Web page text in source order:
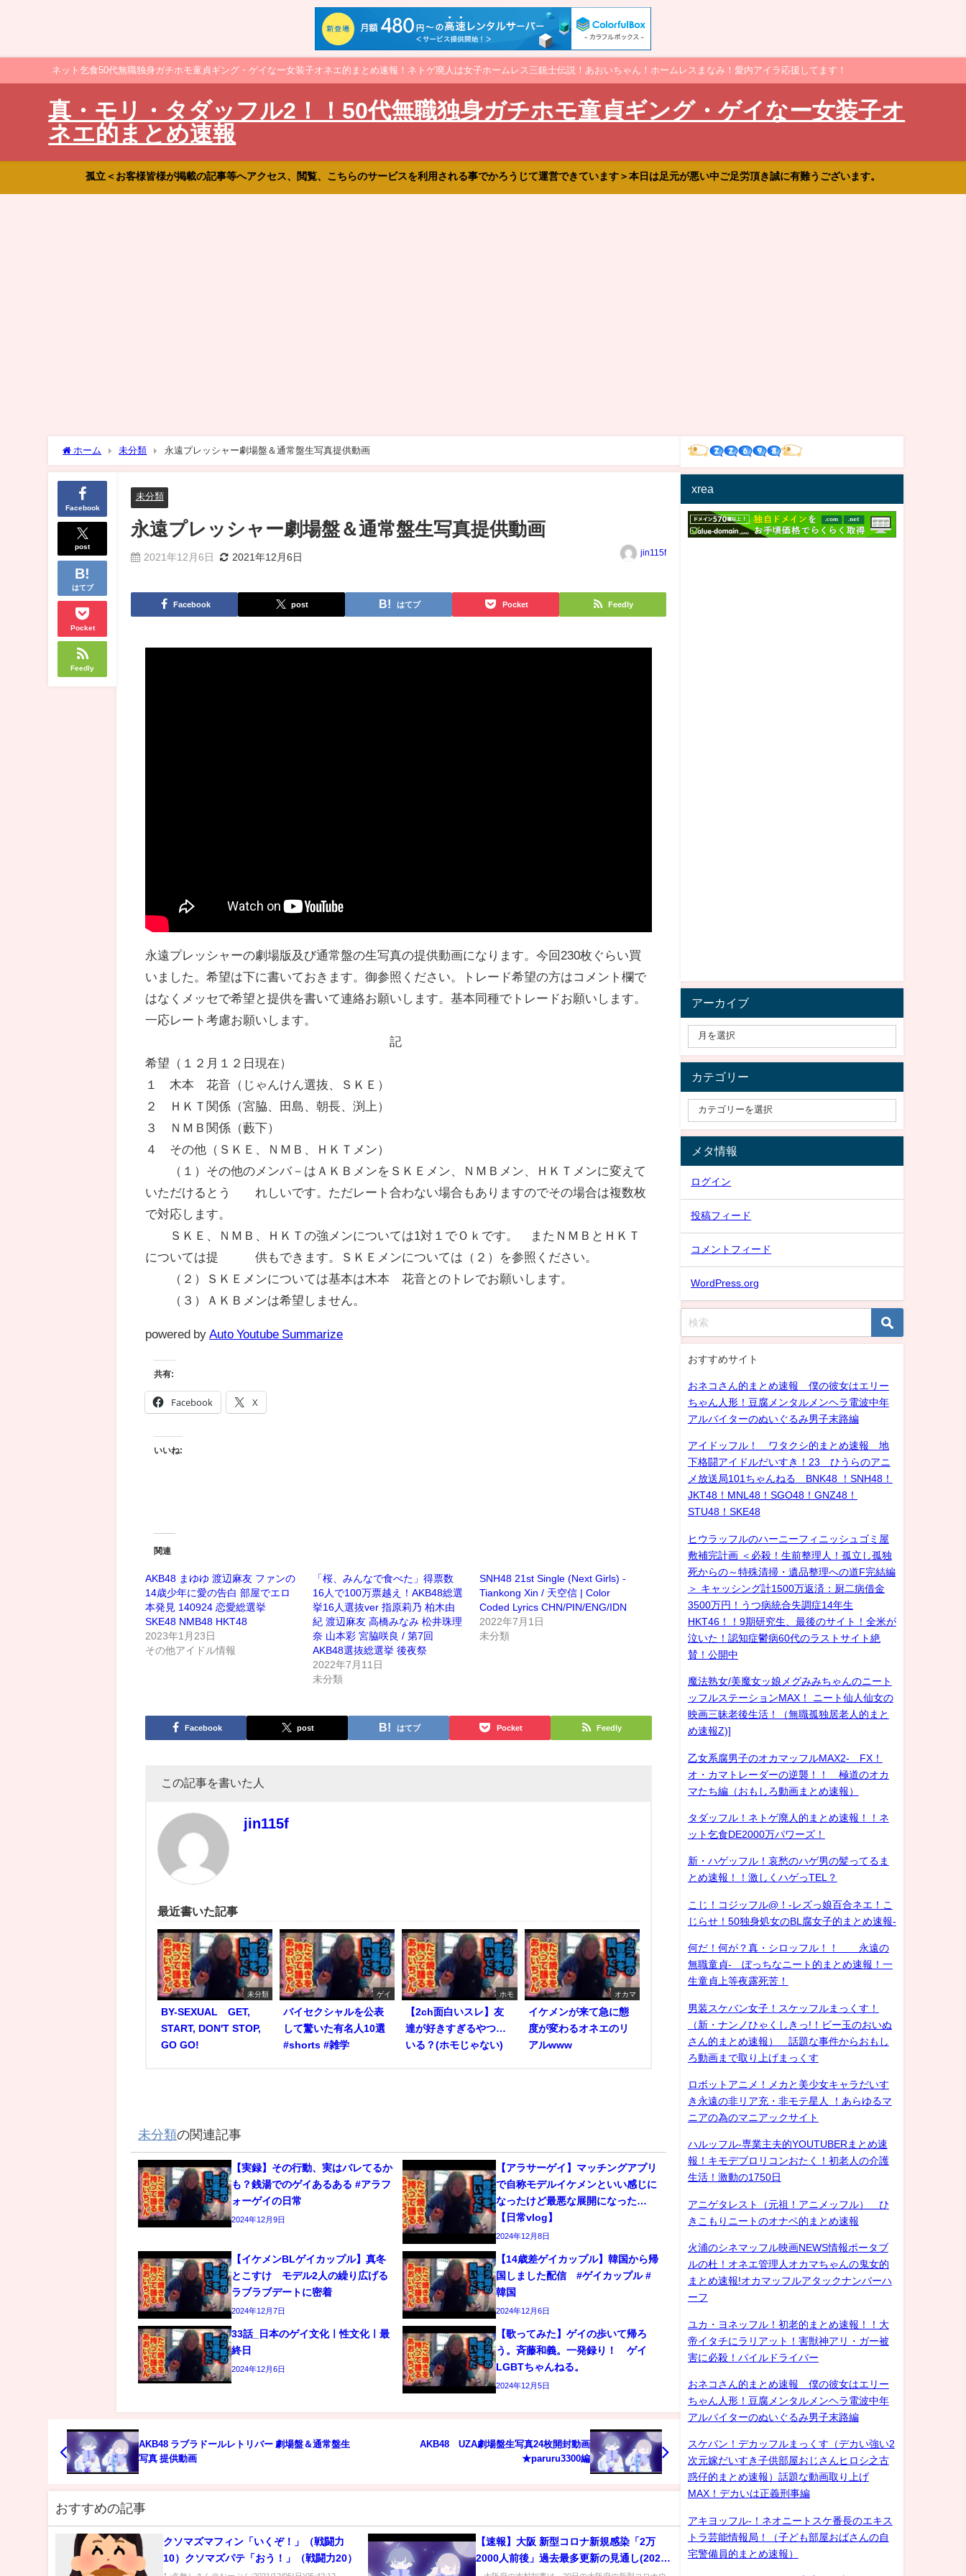
ネット乞食50代無職独身ガチホモ童貞ギング・ゲイなー女装子オネエ的まとめ速報！ネトゲ廃人は女子ホームレス三銃士伝説！あおいちゃん！ホームレスまなみ！愛内アイラ応援してます！
真・モリ・タダッフル2！！50代無職独身ガチホモ童貞ギング・ゲイなー女装子オ
ネエ的まとめ速報
孤立＜お客様皆様が掲載の記事等へアクセス、閲覧、こちらのサービスを利用される事でかろうじて運営できています＞本日は足元が悪い中ご足労頂き誠に有難うございます。
ホーム 未分類 永遠プレッシャー劇場盤＆通常盤生写真提供動画
Facebook
post
はてブ
Pocket
Feedly
未分類
永遠プレッシャー劇場盤＆通常盤生写真提供動画
2021年12月6日 2021年12月6日 jin115f
Facebook post はてブ Pocket Feedly
永遠プレッシャーの劇場版及び通常盤の生写真の提供動画になります。今回230枚ぐらい買
いました。希望は下に書いておきます。御参照ください。トレード希望の方はコメント欄で
はなくメッセで希望と提供を書いて連絡お願いします。基本同種でトレードお願いします。
一応レート考慮お願いします。
記
希望（１２月１２日現在）
１ 木本 花音（じゃんけん選抜、ＳＫＥ）
２ ＨＫＴ関係（宮脇、田島、朝長、渕上）
３ ＮＭＢ関係（藪下）
４ その他（ＳＫＥ、ＮＭＢ、ＨＫＴメン）
（１）その他のメンバ－はＡＫＢメンをＳＫＥメン、ＮＭＢメン、ＨＫＴメンに変えて
いただけるとう れしいです。ただレート合わない場合もありますのでその場合は複数枚
で対応します。
ＳＫＥ、ＮＭＢ、ＨＫＴの強メンについては1対１でＯｋです。 またＮＭＢとＨＫＴ
については提 供もできます。ＳＫＥメンについては（２）を参照ください。
（２）ＳＫＥメンについては基本は木本 花音とのトレでお願いします。
（３）ＡＫＢメンは希望しません。
powered by Auto Youtube Summarize
共有:
Facebook X
いいね:
関連
AKB48 まゆゆ 渡辺麻友 ファンの
14歳少年に愛の告白 部屋でエロ
本発見 140924 恋愛総選挙
SKE48 NMB48 HKT48
2023年1月23日
その他アイドル情報
「桜、みんなで食べた」得票数
16人で100万票越え！AKB48総選
挙16人選抜ver 指原莉乃 柏木由
紀 渡辺麻友 高橋みなみ 松井珠理
奈 山本彩 宮脇咲良 / 第7回
AKB48選抜総選挙 後夜祭
2022年7月11日
未分類
SNH48 21st Single (Next Girls) -
Tiankong Xin / 天空信 | Color
Coded Lyrics CHN/PIN/ENG/IDN
2022年7月1日
未分類
Facebook post はてブ Pocket Feedly
この記事を書いた人
jin115f
最近書いた記事
未分類
BY-SEXUAL GET,
START, DON'T STOP,
GO GO!
ゲイ
バイセクシャルを公表
して驚いた有名人10選
#shorts #雑学
ホモ
【2ch面白いスレ】友
達が好きすぎるやつ…
いる？(ホモじゃない)
オカマ
イケメンが来て急に態
度が変わるオネエのリ
アルwww
未分類の関連記事
【実録】その行動、実はバレてるか
も？銭湯でのゲイあるある #アラフ
ォーゲイの日常
2024年12月9日
【アラサーゲイ】マッチングアプリ
で自称モデルイケメンといい感じに
なったけど最悪な展開になった…
【日常vlog】
2024年12月8日
【イケメンBLゲイカップル】真冬
とこすけ モデル2人の繰り広げる
ラブラブデートに密着
2024年12月7日
【14歳差ゲイカップル】韓国から帰
国しました配信 #ゲイカップル #
韓国
2024年12月6日
33話_日本のゲイ文化ㅣ性文化ㅣ最
終日
2024年12月6日
【歌ってみた】ゲイの歩いて帰ろ
う。斉藤和義。一発録り！ ゲイ
LGBTちゃんねる。
2024年12月5日
AKB48 ラブラドールレトリバー 劇場盤＆通常盤生
写真 提供動画
AKB48 UZA劇場盤生写真24枚開封動画
★paruru3300編
おすすめの記事
クソマズマフィン「いくぞ！」（戦闘力
10）クソマズパテ「おう！」（戦闘力20）
【速報】大阪 新型コロナ新規感染「2万
2000人前後」過去最多更新の見通し(2022
xrea
アーカイブ
カテゴリー
メタ情報
ログイン
投稿フィード
コメントフィード
WordPress.org
おすすめサイト
おネコさん的まとめ速報 僕の彼女はエリー
ちゃん人形！豆腐メンタルメンヘラ電波中年
アルバイターのぬいぐるみ男子末路編
アイドッフル！ ワタクシ的まとめ速報 地
下格闘アイドルだいすき！23 ひうらのアニ
メ放送局101ちゃんねる BNK48 ！SNH48！
JKT48！MNL48！SGO48！GNZ48！
STU48！SKE48
ヒウラッフルのハーニーフィニッシュゴミ屋
敷補完計画 ＜必殺！生前整理人！孤立し孤独
死からの～特殊清掃・遺品整理への道F完結編
＞ キャッシング計1500万返済：厨二病借金
3500万円！うつ病統合失調症14年生
HKT46！！9期研究生、最後のサイト！全米が
泣いた！認知症鬱病60代のラストサイト絶
賛！公開中
魔法熟女/美魔女ッ娘メグみみちゃんのニート
ッフルステーションMAX！ ニート仙人仙女の
映画三昧老後生活！（無職孤独居老人的まと
め速報Z)]
乙女系腐男子のオカマッフルMAX2- FX！
オ・カマトレーダーの逆襲！！ 極道のオカ
マたち編（おもしろ動画まとめ速報）
タダッフル！ネトゲ廃人的まとめ速報！！ネ
ット乞食DE2000万パワーズ！
新・ハゲッフル！哀愁のハゲ男の髪ってるま
とめ速報！！激しくハゲっTEL？
こじ！コジッフル@！-レズっ娘百合ネエ！こ
じらせ！50独身処女のBL腐女子的まとめ速報-
何だ！何が？真・シロッフル！！ 永遠の
無職童貞- ぼっちなニート的まとめ速報！一
生童貞上等夜露死苦！
男装スケバン女子！スケッフルまっくす！
（新・ナンノひゃくしきっ!！ビー玉のおいぬ
さん的まとめ速報） 話題な事件からおもし
ろ動画まで取り上げまっくす
ロボットアニメ！メカと美少女キャラだいす
き永遠の非リア充・非モテ星人 ！あらゆるマ
ニアの為のマニアックサイト
ハルッフル-専業主夫的YOUTUBERまとめ速
報！キモデブロリコンおたく！初老人の介護
生活！激動の1750日
アニゲタレスト（元祖！アニメッフル） ひ
きこもりニートのオナベ的まとめ速報
火浦のシネマッフル映画NEWS情報ポータブ
ルの杜！オネエ管理人オカマちゃんの鬼女的
まとめ速報!オカマッフルアタックナンバーハ
ーフ
ユカ・ヨネッフル！初老的まとめ速報！！大
帝イタチにラリアット！害獣神アリ・ガー被
害に必殺！パイルドライバー
おネコさん的まとめ速報 僕の彼女はエリー
ちゃん人形！豆腐メンタルメンヘラ電波中年
アルバイターのぬいぐるみ男子末路編
スケバン！デカッフルまっくす（デカい強い2
次元嫁だいすき子供部屋おじさんヒロシ之古
惑仔的まとめ速報）話題な動画取り上げ
MAX！デカいは正義刑事編
アキヨッフル-！ネオニートスケ番長のエキス
トラ芸能情報局！（子ども部屋おばさんの自
宅警備員的まとめ速報）